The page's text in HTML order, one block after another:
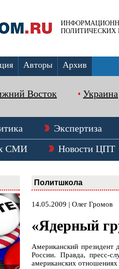
ПОЛИТИЧЕСКИХ
Авторы Архив
Восток Украина
Экспертиза
СМИ Новости ЦПТ
Политшкола
14.05.2009 | Олег Громов
«Ядерный
Американский президент
России. Правда, пресс-
американских